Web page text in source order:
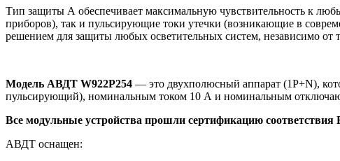
Тип защиты А обеспечивает максимальную чувствительность к
приборов), так и пульсирующие токи утечки (возникающие в
решением для защиты любых осветительных систем, независимо от
Модель АВДТ W922P254 — это двухполюсный аппарат (1P+N),
пульсирующий), номинальным током 10 А и номинальным
Все модульные устройства прошли сертификацию соответствия
АВДТ оснащен: